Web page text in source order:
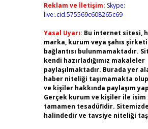
Reklam ve İletişim: Skype:
live:.cid.575569c608265c69
Yasal Uyarı: Bu internet sitesi,
marka, kurum veya şahıs
bağlantısı bulunmamaktadır.
kendi hazırladığımız makaleler
paylaşılmaktadır. Burada yer
haber niteliği taşımamakta
ve kişiler hakkında paylaşım
Gerçek kurum ve kişiler ile
tamamen tesadüfidir.
halindedir ve tavsiye niteliği